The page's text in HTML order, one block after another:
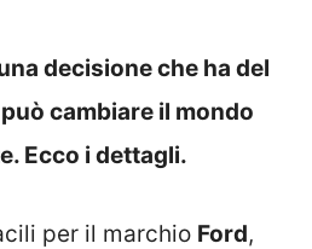
decisione che ha del
cambiare il mondo
Ecco i dettagli.
per il marchio Ford,